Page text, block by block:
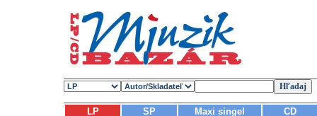
LP SP Maxi singel CD